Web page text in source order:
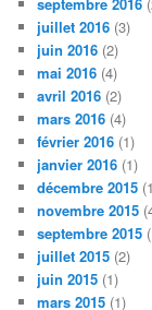
juillet 2016 (3)
juin 2016 (2)
mai 2016 (4)
avril 2016 (2)
mars 2016 (4)
février 2016 (1)
janvier 2016 (1)
décembre 2015
novembre 2015
septembre 2015
juillet 2015 (2)
juin 2015 (1)
mars 2015 (1)